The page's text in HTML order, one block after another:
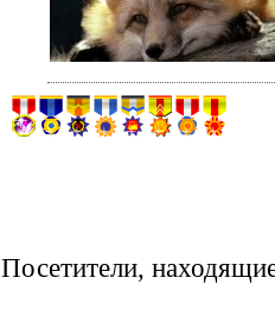
Посетители,